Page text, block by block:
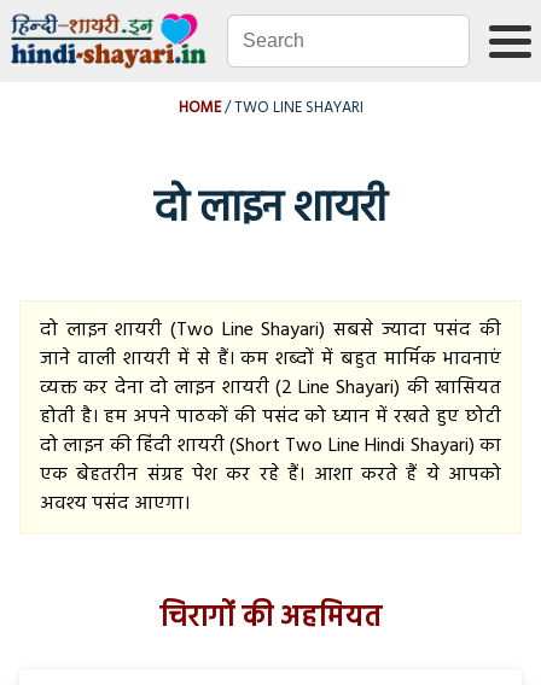
HOME TWO LINE SHAYARI
दो लाइन शायरी
दो लाइन शायरी (Two Line Shayari) सबसे ज्यादा पसंद की
जाने वाली शायरी में से हैं। कम शब्दों में बहुत मार्मिक भावनाएं
व्यक्त कर देना दो लाइन शायरी (2 Line Shayari) की खासियत
होती है। हम अपने पाठकों की पसंद को ध्यान में रखते हुए छोटी
दो लाइन की हिंदी शायरी (Short Two Line Hindi Shayari) का
एक बेहतरीन संग्रह पेश कर रहे हैं। आशा करते हैं ये आपको
अवश्य पसंद आएगा।
चिरागों की अहमियत